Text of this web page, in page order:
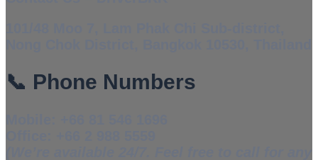
📞 Phone Numbers